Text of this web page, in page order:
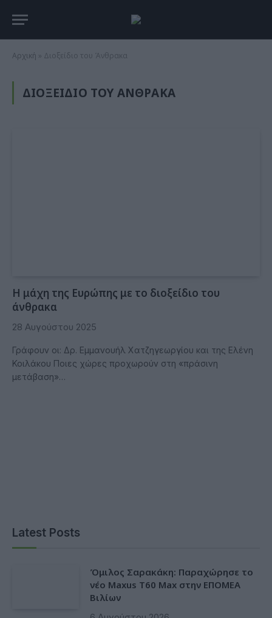
Αρχική Διοξείδιο του Άνθρακα
ΔΙΟΞΕΊΔΙΟ ΤΟΥ ΆΝΘΡΑΚΑ
Η μάχη της Ευρώπης με το διοξείδιο του
άνθρακα
28 Αυγούστου 2025
Γράφουν οι: Δρ. Εμμανουήλ Χατζηγεωργίου και της Ελένη
Κοιλάκου Ποιες χώρες προχωρούν στη «πράσινη
μετάβαση»…
Latest Posts
Όμιλος Σαρακάκη: Παραχώρησε το
νέο Maxus T60 Max στην ΕΠΟΜΕΑ
Βιλίων